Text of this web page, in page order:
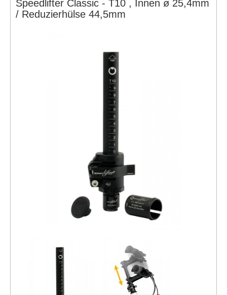
Speedlifter Classic - T10 , Innen ø 25,4mm
/ Reduzierhülse 44,5mm